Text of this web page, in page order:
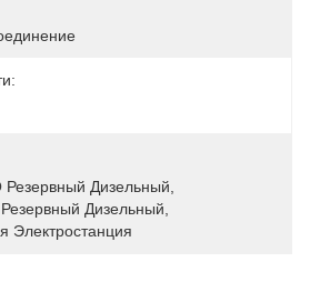
Резервный Дизельный
Дизельный
Электростанция